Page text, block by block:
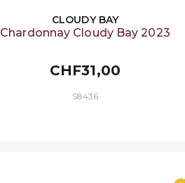
CLOUDY BAY
Chardonnay Cloudy Bay 2023
CHF31,00
S8436